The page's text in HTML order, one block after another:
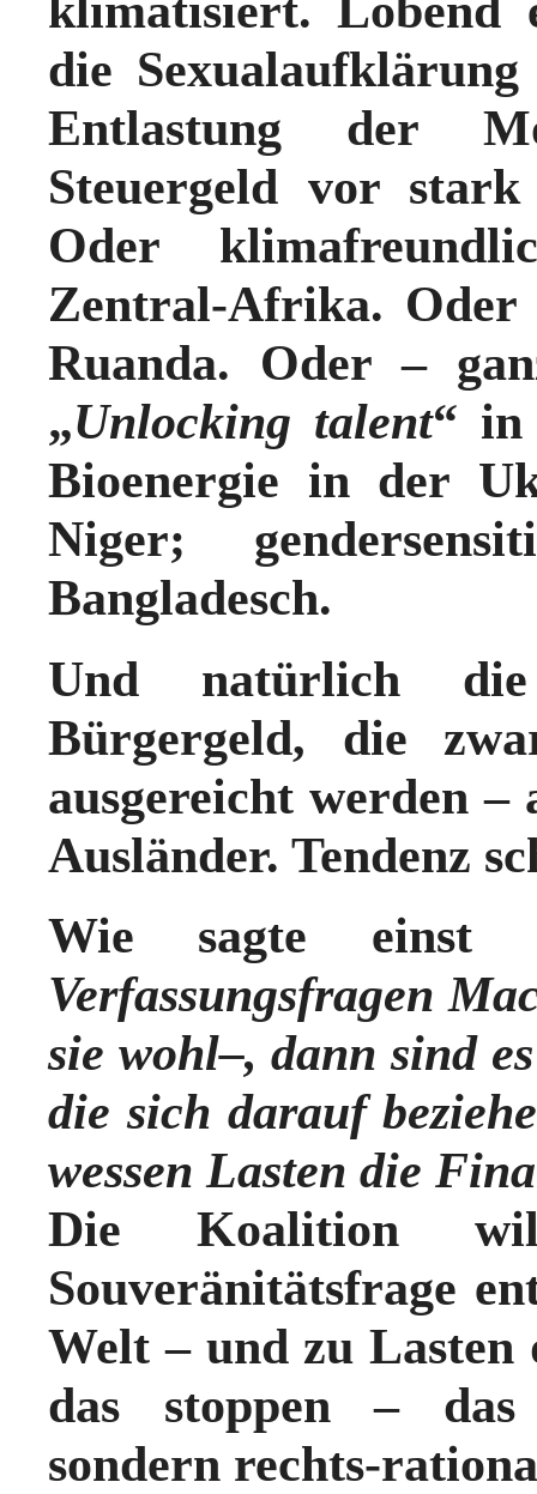
die
Entlastung der
Steuergeld vor stark
Oder
Zentral-Afrika. Oder
Ruanda. Oder –
„Unlocking talent“ in
Bioenergie in der
Niger;
Bangladesch.
Und natürlich
Bürgergeld, die
ausgereicht werden –
Ausländer. Tendenz
Wie sagte einst
Verfassungsfragen
sie wohl–, dann sind
die sich darauf
wessen Lasten die
Die Koalition
Souveränitätsfrage
Welt – und zu Lasten
das stoppen –
sondern rechts-